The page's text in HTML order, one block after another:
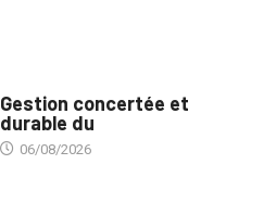
Gestion concertée et
durable du
06/08/2026